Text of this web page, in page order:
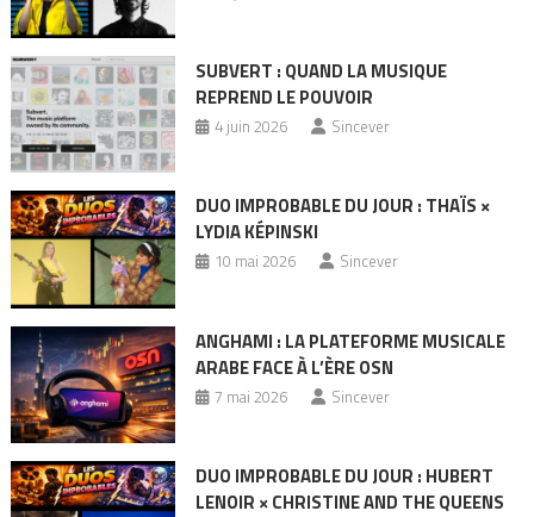
SUBVERT : QUAND LA MUSIQUE
REPREND LE POUVOIR
4 juin 2026 Sincever
DUO IMPROBABLE DU JOUR : THAÏS ×
LYDIA KÉPINSKI
10 mai 2026 Sincever
ANGHAMI : LA PLATEFORME MUSICALE
ARABE FACE À L’ÈRE OSN
7 mai 2026 Sincever
DUO IMPROBABLE DU JOUR : HUBERT
LENOIR × CHRISTINE AND THE QUEENS